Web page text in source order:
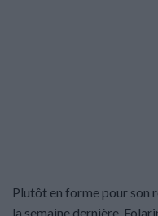
Plutôt en forme pour
la semaine dernière,